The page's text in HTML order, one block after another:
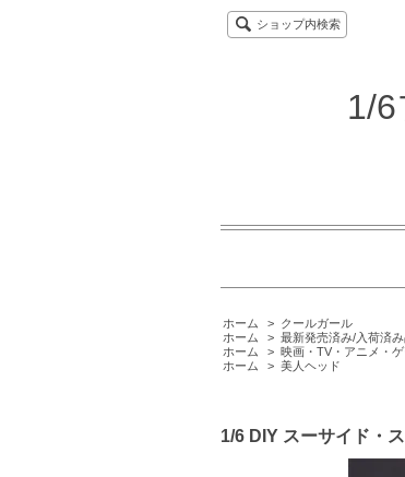
ショップ内検索
1/
ホーム > クールガール
ホーム
> 最新発売済み/入荷済
ホーム
> 映画・TV・アニメ・
ホーム
> 美人ヘッド
1/6 DIY スーサイド・